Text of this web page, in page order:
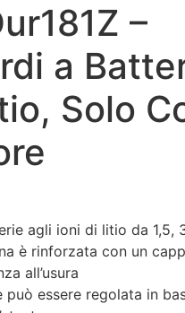
–
a
Solo
agli ioni di litio da 1,5,
è rinforzata con un
all’usura
essere regolata in